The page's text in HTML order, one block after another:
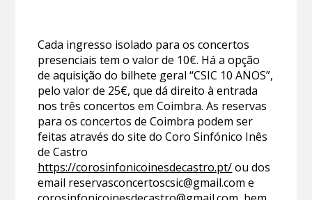
Cada ingresso isolado para os concertos
presenciais tem o valor de 10€. Há a opção
de aquisição do bilhete geral “CSIC 10 ANOS”,
pelo valor de 25€, que dá direito à entrada
nos três concertos em Coimbra. As reservas
para os concertos de Coimbra podem ser
feitas através do site do Coro Sinfónico Inês
de Castro
https://corosinfonicoinesdecastro.pt/ou dos
email reservasconcertoscsic@gmail.com e